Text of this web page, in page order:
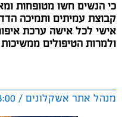
כי הנשים חשו מטופחות
קבוצת עמיתים ותמיכה
אישי לכל אישה ערכת
ולמרות הטיפולים
מנהל אתר אשקלונים / 03:00 15.02.16